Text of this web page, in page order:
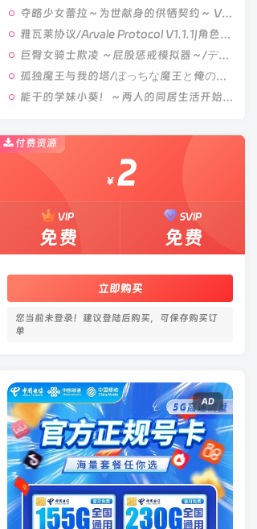
夺略少女蕾拉～为世献身的供牺契约～ V1.0|角色扮演|容量669MB|汉化版
雅瓦莱协议/Arvale Protocol V1.1.1|角色扮演|容量1.9GB|汉化版
巨臀女骑士欺凌 ～屁股惩戒模拟器～/デカケツ女騎士いじめ。～お尻お仕置きシミュレーション～ V1.0|策略模拟|容量452MB|汉化版
孤独魔王与我的塔/ぼっちな魔王と俺の塔 V1.0|视觉小说|容量4.4GB|官方中文版
能干的学妹小葵！～两人的同居生活开始了～/できる後輩アオイちゃん！ ～二人ぐらし始まっちゃいました～ V1.0.8|休闲益智|容量2.7GB|官方中文版
付费资源
￥ 2
VIP
免费
SVIP
免费
立即购买
您当前未登录！建议登陆后购买，可保存购买订
单
AD